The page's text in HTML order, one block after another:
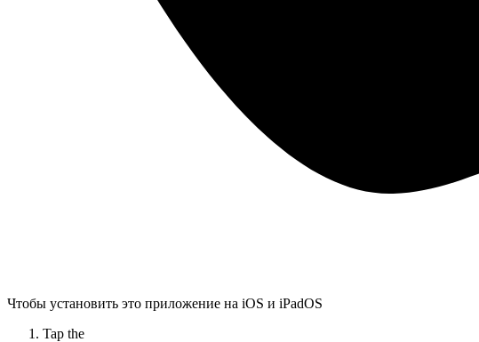
Чтобы установить это приложение на iOS и iPadOS
Tap the